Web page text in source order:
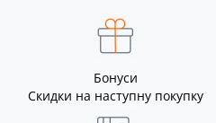
Бонуси
Скидки на наступну покупку